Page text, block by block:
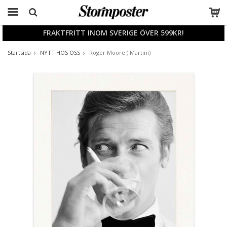
FRAKTFRITT INOM SVERIGE ÖVER 599KR!
Startsida NYTT HOS OSS Roger Moore ( Martini)